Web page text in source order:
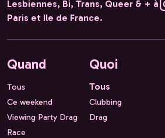
Lesbiennes, Bi, Trans, Queer & + à
Paris et Ile de France.
Quand
Tous
Ce weekend
Viewing Party Drag
Race
Quoi
Tous
Clubbing
Drag